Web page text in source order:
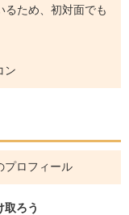
るため、初対面でも
ン
ロフィール
取ろう